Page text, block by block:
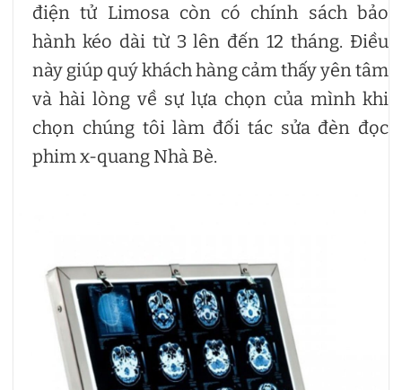
điện tử Limosa còn có chính sách bảo
hành kéo dài từ 3 lên đến 12 tháng. Điều
này giúp quý khách hàng cảm thấy yên tâm
và hài lòng về sự lựa chọn của mình khi
chọn chúng tôi làm đối tác sửa đèn đọc
phim x-quang Nhà Bè.